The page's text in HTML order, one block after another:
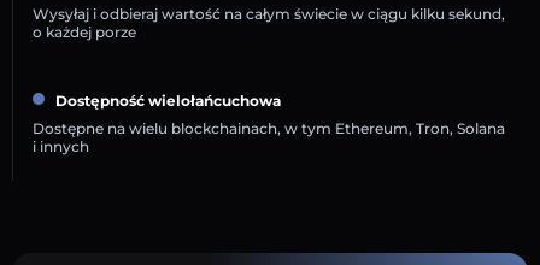
Wysyłaj i odbieraj wartość na całym świecie w ciągu kilku sekund,
o każdej porze
Dostępność wielołańcuchowa
Dostępne na wielu blockchainach, w tym Ethereum, Tron, Solana
i innych